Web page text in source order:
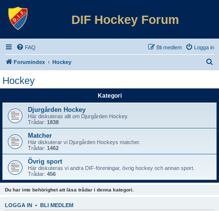
DIF Hockey Forum
FAQ Logga in
Bli medlem
Forumindex Hockey
Hockey
Kategori
Djurgården Hockey
Här diskuteras allt om Djurgården Hockey.
Trådar: 1838
Matcher
Här diskuterar vi Djurgården Hockeys matcher.
Trådar: 1462
Övrig sport
Här diskuteras vi andra DIF-föreningar, övrig hockey och annan sport.
Trådar: 456
Du har inte behörighet att läsa trådar i denna kategori.
LOGGA IN • BLI MEDLEM